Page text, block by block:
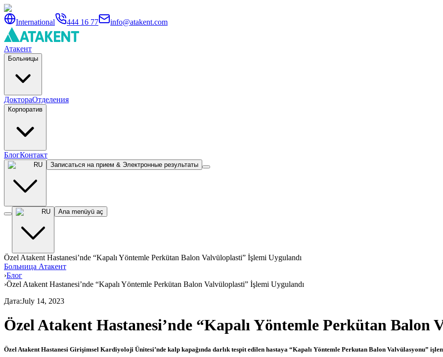
International 444 16 77 info@atakent.com
Атакент
Больницы
ДоктораОтделения
Корпоратив
БлогКонтакт
RU Записаться на прием & Электронные результаты
RU Ana menüyü aç
Özel Atakent Hastanesi’nde “Kapalı Yöntemle Perkütan Balon Valvüloplasti” İşlemi Uygulandı
Больница Атакент
›Блог
›Özel Atakent Hastanesi’nde “Kapalı Yöntemle Perkütan Balon Valvüloplasti” İşlemi Uygulandı
Дата:July 14, 2023
Özel Atakent Hastanesi’nde “Kapalı Yöntemle Perkütan Balon
Özel Atakent Hastanesi Girişimsel Kardiyoloji Ünitesi’nde kalp kapağında darlık tespit edilen hastaya “Kapalı Yöntemle Perkutan Balon Valvülasyonu”